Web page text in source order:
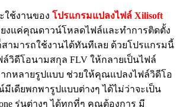
ใช้งานของ โปรแกรมแปลงไฟล์ Xilisoft
ยงแค่คุณดาวน์โหลดไฟล์และทำการติดตั้ง
ามารถใช้งานได้ทันทีเลย ด้วยโปรแกรมนี้
วิดีโอนามสกุล FLV ให้กลายเป็นไฟล์
กหลายรูปแบบ ช่วยให้คุณแปลงไฟล์วิดีโอ
เดียพกพารูปแบบต่างๆ ได้ไม่ว่าจะเป็น
รุ่นต่างๆ ได้ทุกที่ๆ คุณต้องการ มี